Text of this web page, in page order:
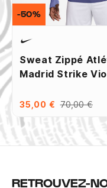
Sweat Zippé
Madrid Strike
35,00 € 70,00 €
-50%
RETROUVEZ-